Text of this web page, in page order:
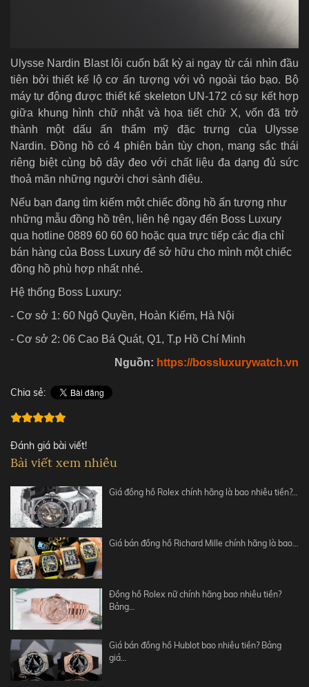
Ulysse Nardin Blast lôi cuốn bất kỳ ai ngay từ cái nhìn đầu
tiên bởi thiết kế lộ cơ ấn tượng với vỏ ngoài táo bạo. Bộ
máy tự động được thiết kế skeleton UN-172 có sự kết hợp
giữa khung hình chữ nhật và họa tiết chữ X, vốn đã trở
thành một dấu ấn thẩm mỹ đặc trưng của Ulysse
Nardin. Đồng hồ có 4 phiên bản tùy chọn, mang sắc thái
riêng biệt cùng bộ dây đeo với chất liệu đa dạng đủ sức
thoả mãn những người chơi sành điệu.
Nếu bạn đang tìm kiếm một chiếc đồng hồ ấn tượng như
những mẫu đồng hồ trên, liên hệ ngay đến Boss Luxury
qua hotline 0889 60 60 60 hoặc qua trực tiếp các địa chỉ
bán hàng của Boss Luxury để sở hữu cho mình một chiếc
đồng hồ phù hợp nhất nhé.
Hệ thống Boss Luxury:
- Cơ sở 1: 60 Ngô Quyền, Hoàn Kiếm, Hà Nội
- Cơ sở 2: 06 Cao Bá Quát, Q1, T.p Hồ Chí Minh
Nguồn: https://bossluxurywatch.vn
Chia sẻ:
Đánh giá bài viết!
Bài viết xem nhiều
Giá đồng hồ Rolex chính hãng là bao nhiêu tiền?…
Giá bán đồng hồ Richard Mille chính hãng là bao…
Đồng hồ Rolex nữ chính hãng bao nhiêu tiền?
Bảng…
Giá bán đồng hồ Hublot bao nhiêu tiền? Bảng
giá…